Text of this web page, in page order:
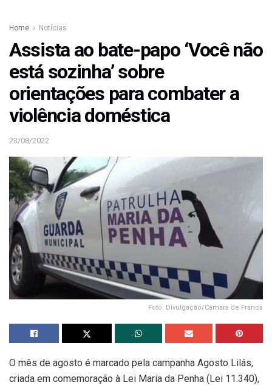
Home Notícias
Assista ao bate-papo ‘Você não
está sozinha’ sobre
orientações para combater a
violência doméstica
23/08/2022
Foto: Divulgação/Câmara de Franca
O mês de agosto é marcado pela campanha Agosto Lilás,
criada em comemoração à Lei Maria da Penha (Lei 11.340),